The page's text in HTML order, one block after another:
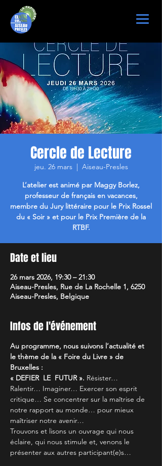
Cercle de Lecture
jeu. 26 mars
  |
Aiseau-Presles
L’atelier est animé par Maggy Borlez,
professeur de français en vacances,
membre du Jury littéraire pour le Prix Rossel
du « Soir » et pour le Prix Première de la
RTBF.
Date et lieu
26 mars 2026, 19:30 – 21:30
Aiseau-Presles, Rue de La Rochelle 1, 6250
Aiseau-Presles, Belgique
Infos de l'événement
Au programme, nous suivons l’actualité et
le thème de la « Foire du Livre » de
Bruxelles :
« DEFIER  LE  FUTUR ». Résister…
Ralentir… Imaginer… Exercer son esprit
critique… Se concentrer sur la maîtrise de
notre rapport au monde… pour mieux
maîtriser notre avenir…
Trouvons et lisons un ouvrage qui nous
éclaire, qui nous stimule et, venons le
présenter aux autres participant(e)s…